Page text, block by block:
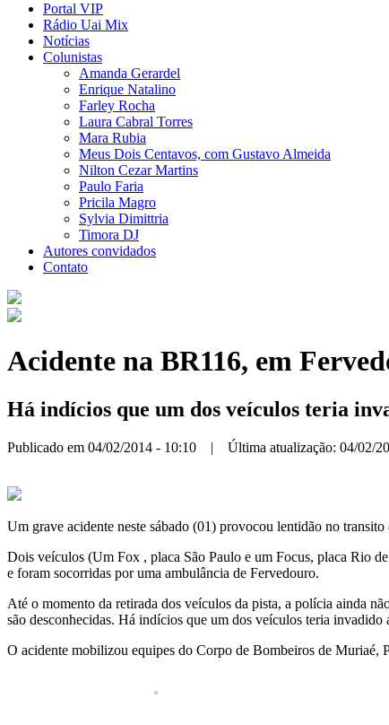
Portal VIP
Rádio Uai Mix
Notícias
Colunistas
Amanda Gerardel
Enrique Natalino
Farley Rocha
Laura Cabral Torres
Mara Rubia
Meus Dois Centavos, com Gustavo Almeida
Nilton Cezar Martins
Paulo Faria
Pricila Magro
Sylvia Dimittria
Timora DJ
Autores convidados
Contato
Acidente na BR116, em
Há indícios que um dos veículos teria
Publicado em 04/02/2014 - 10:10 | Última atualização: 04/02/
Um grave acidente neste sábado (01) provocou lentidão no
Dois veículos (Um Fox , placa São Paulo e um Focus, placa Rio
e foram socorridas por uma ambulância de Fervedouro.
Até o momento da retirada dos veículos da pista, a polícia ainda
são desconhecidas. Há indícios que um dos veículos teria
O acidente mobilizou equipes do Corpo de Bombeiros de